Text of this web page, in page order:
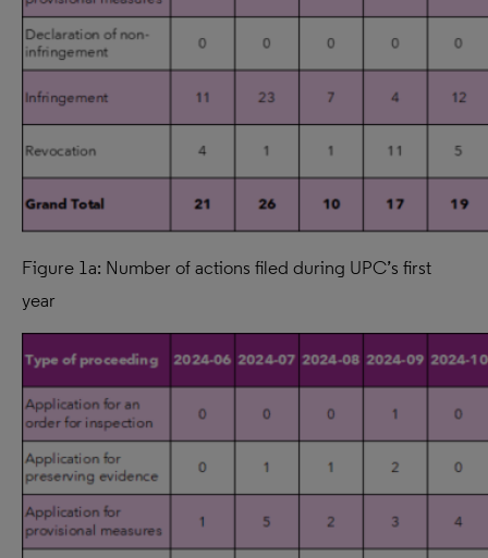
Figure 1a: Number of actions filed during UPC’s first
year